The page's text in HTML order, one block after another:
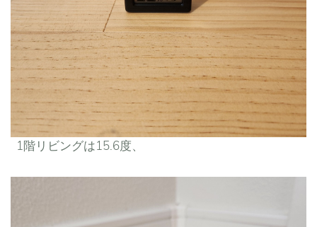
1階リビングは15.6度、